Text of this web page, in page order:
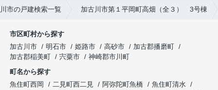
市の戸建検索一覧 加古川市第１平岡町高畑（全３） 3号棟
市区町村から探す
加古川市
明石市 姫路市 高砂市
加古郡播磨町
加古郡稲美町
宍粟市
神崎郡市川町
町名から探す
魚住町西岡
二見町西二見 阿弥陀町魚橋
魚住町清水